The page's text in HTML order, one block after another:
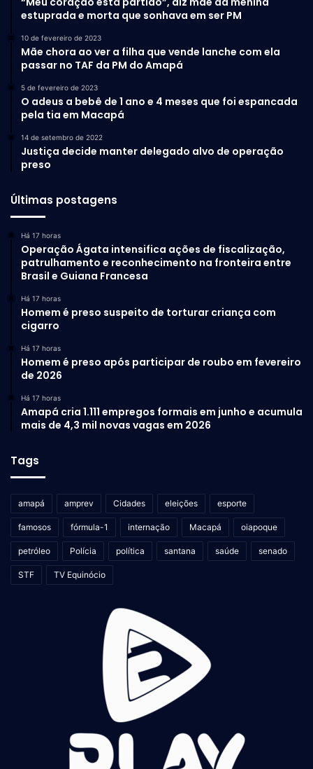
estuprada e morta que sonhava em ser PM
10 de fevereiro de 2023
Mãe chora ao ver a filha que vende lanche com ela
passar no TAF da PM do Amapá
5 de fevereiro de 2023
O adeus a bebê de 1 ano e 4 meses que foi espancada
pela tia em Macapá
14 de setembro de 2022
Justiça decide manter delegado alvo de operação
preso
Últimas postagens
Há 17 horas
Operação Ágata intensifica ações de fiscalização,
patrulhamento e reconhecimento na fronteira entre
Brasil e Guiana Francesa
Há 17 horas
Homem é preso suspeito de torturar criança com
cigarro
Há 17 horas
Homem é preso após participar de roubo em fevereiro
de 2026
Há 17 horas
Amapá cria 1.111 empregos formais em junho e acumula
mais de 4,3 mil novas vagas em 2026
Tags
amapá amprev Cidades eleições esporte
famosos fórmula-1 internação Macapá oiapoque
petróleo Polícia política santana saúde senado
STF TV Equinócio